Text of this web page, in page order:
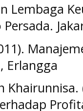
Lembaga
Erlangga